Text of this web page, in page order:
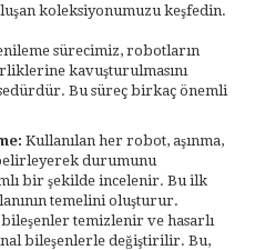
koleksiyonumuzu keşfedin.
sürecimiz, robotların
kavuşturulmasını
Bu süreç birkaç önemli
Kullanılan her robot, aşınma,
durumunu
bir şekilde incelenir. Bu ilk
temelini oluşturur.
temizlenir ve hasarlı
bileşenlerle değiştirilir. Bu,